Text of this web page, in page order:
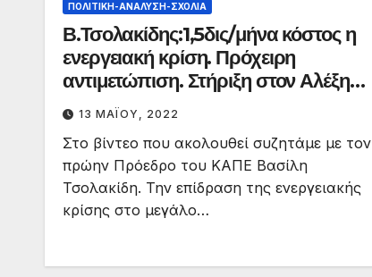
ΠΟΛΙΤΙΚΉ-ΑΝΆΛΥΣΗ-ΣΧΌΛΙΑ
Β.Τσολακίδης:1,5δις/μήνα κόστος η
ενεργειακή κρίση. Πρόχειρη
αντιμετώπιση. Στήριξη στον Αλέξη
Τσίπρα
13 ΜΑΪ́ΟΥ, 2022
Στο βίντεο που ακολουθεί συζητάμε με τον
πρώην Πρόεδρο του ΚΑΠΕ Βασίλη
Τσολακίδη. Την επίδραση της ενεργειακής
κρίσης στο μεγάλο…